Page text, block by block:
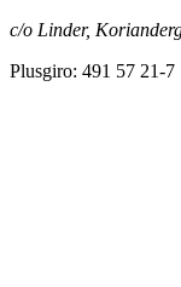
c/o Linder,
Plusgiro: 491 57 21-7